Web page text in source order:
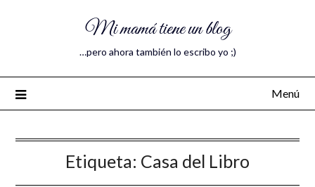
Mi mamá tiene un blog
…pero ahora también lo escribo yo ;)
Menú
Etiqueta: Casa del Libro